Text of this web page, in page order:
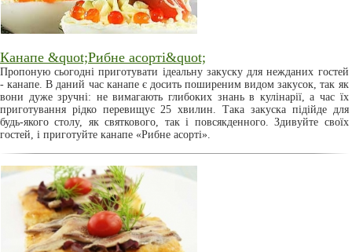
Канапе &quot;Рибне асорті&quot;
Пропоную сьогодні приготувати ідеальну закуску для нежданих гостей
- канапе. В даний час канапе є досить поширеним видом закусок, так як
вони дуже зручні: не вимагають глибоких знань в кулінарії, а час їх
приготування рідко перевищує 25 хвилин. Така закуска підійде для
будь-якого столу, як святкового, так і повсякденного. Здивуйте своїх
гостей, і приготуйте канапе «Рибне асорті».